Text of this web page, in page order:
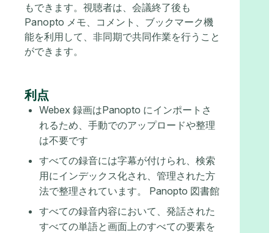
もできます。視聴者は、会議終了後も
Panopto メモ、コメント、ブックマーク機
能を利用して、非同期で共同作業を行うこと
ができます。
利点
Webex 録画はPanopto にインポートさ
れるため、手動でのアップロードや整理
は不要です
すべての録音には字幕が付けられ、検索
用にインデックス化され、管理された方
法で整理されています。 Panopto 図書館
すべての録音内容において、発話された
すべての単語と画面上のすべての要素を